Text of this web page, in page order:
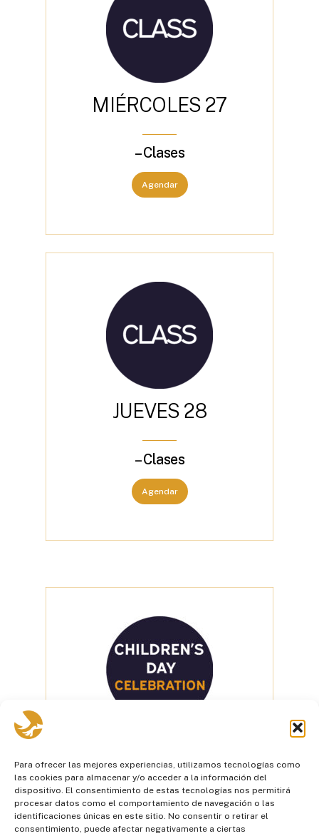
Para ofrecer las mejores experiencias, utilizamos tecnologías como
las cookies para almacenar y/o acceder a la información del
dispositivo. El consentimiento de estas tecnologías nos permitirá
procesar datos como el comportamiento de navegación o las
identificaciones únicas en este sitio. No consentir o retirar el
consentimiento, puede afectar negativamente a ciertas
MIÉRCOLES 27
– Clases
Agendar
JUEVES 28
– Clases
Agendar
– VULQANO PARK
Agendar